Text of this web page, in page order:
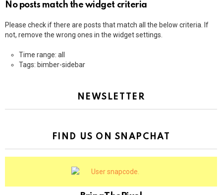
No posts match the widget criteria
Please check if there are posts that match all the below criteria. If
not, remove the wrong ones in the widget settings.
Time range: all
Tags: bimber-sidebar
NEWSLETTER
FIND US ON SNAPCHAT